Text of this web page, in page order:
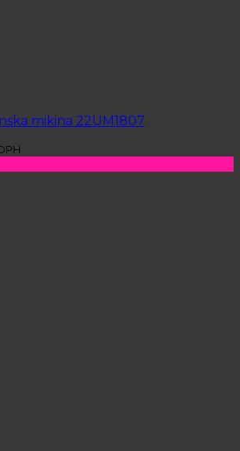
mikina 22UM1807